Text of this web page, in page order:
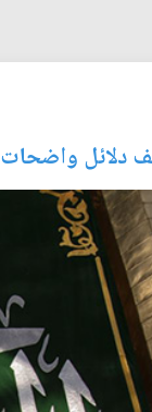
دلائل واضحات